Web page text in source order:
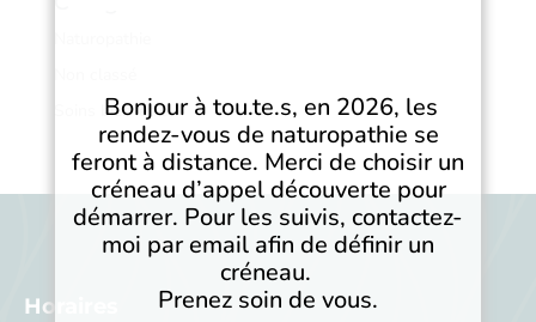
Soins bien-être
Horaires
Bonjour à tou.te.s, en 2026, les
rendez-vous de naturopathie se
feront à distance. Merci de choisir un
créneau d’appel découverte pour
démarrer. Pour les suivis, contactez-
moi par email afin de définir un
créneau.
Prenez soin de vous.